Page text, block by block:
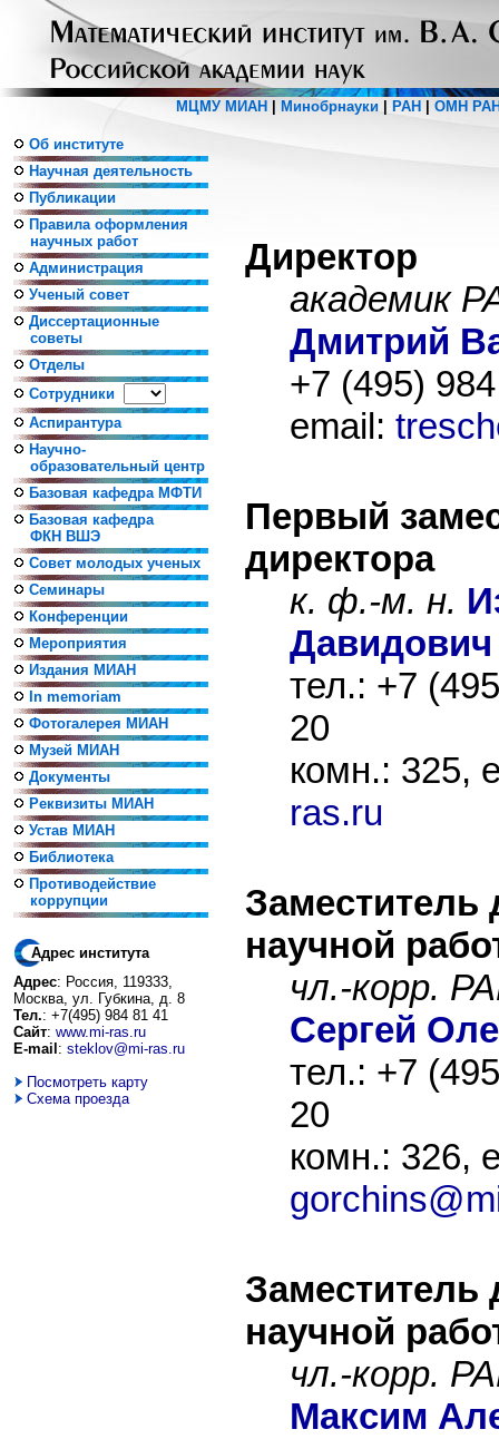
МЦМУ МИАН Минобрнауки РАН ОМН
Об институте
Научная деятельность
Публикации
Правила оформления
научных работ
Администрация
Ученый совет
Диссертационные
советы
Отделы
Сотрудники
Аспирантура
Научно-
образовательный центр
Базовая кафедра МФТИ
Базовая кафедра
ФКН ВШЭ
Совет молодых ученых
Семинары
Конференции
Мероприятия
Издания МИАН
In memoriam
Фотогалерея МИАН
Музей МИАН
Документы
Реквизиты МИАН
Устав МИАН
Библиотека
Противодействие
коррупции
Адрес института
Адрес: Россия, 119333,
Москва, ул. Губкина, д. 8
Тел.: +7(495) 984 81 41
Сайт: www.mi-ras.ru
E-mail : steklov@mi-ras.ru
Посмотреть карту
Схема проезда
Директор
академик
Дмитрий
+7 (495)
email:
Первый
директора
к. ф.-м. н.
Давидович
тел.: +7
20
комн.: 325,
ras.ru
Заместитель
научной
чл.-корр.
Сергей
тел.: +7
20
комн.: 326,
Заместитель
научной
чл.-корр.
Максим